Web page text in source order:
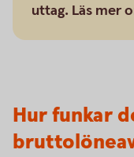
uttag. Läs mer
Hur funkar